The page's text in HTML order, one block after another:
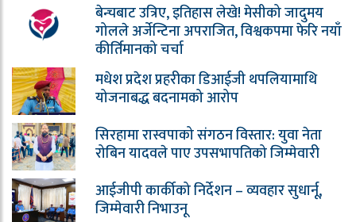
बेन्चबाट उत्रिए, इतिहास लेखे! मेसीको जादुमय
गोलले अर्जेन्टिना अपराजित, विश्वकपमा फेरि नयाँ
कीर्तिमानको चर्चा
मधेश प्रदेश प्रहरीका डिआईजी थपलियामाथि
योजनाबद्ध बदनामको आरोप
सिरहामा रास्वपाको संगठन विस्तार: युवा नेता
रोबिन यादवले पाए उपसभापतिको जिम्मेवारी
आईजीपी कार्कीको निर्देशन – व्यवहार सुधार्नू,
जिम्मेवारी निभाउनू